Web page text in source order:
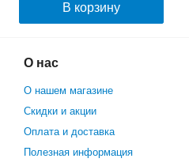
В корзину
О нас
О нашем магазине
Скидки и акции
Оплата и доставка
Полезная информация